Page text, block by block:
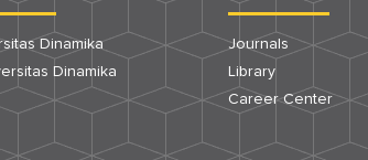
Dinamika
Dinamika
Journals
Library
Career Center